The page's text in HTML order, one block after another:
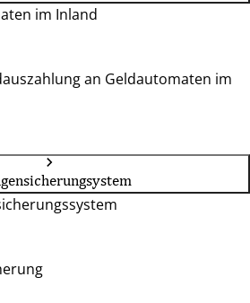
im Inland
an Geldautomaten im